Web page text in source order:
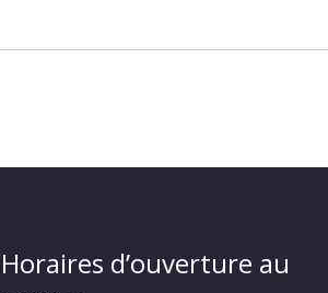
Horaires d’ouverture au